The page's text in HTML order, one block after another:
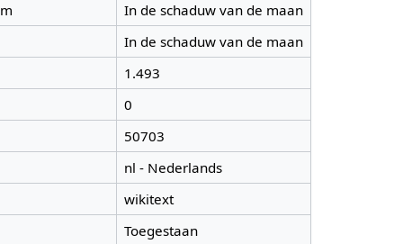
In de schaduw van de maan
In de schaduw van de maan
1.493
0
50703
nl - Nederlands
wikitext
Toegestaan